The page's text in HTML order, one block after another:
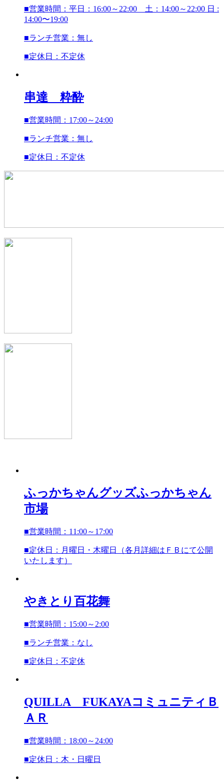
■営業時間：平日：16:00～22:00 土：14:00～22:00 日 :
14:00〜19:00
■ランチ営業：無し
■定休日：不定休
串達 粋酔
■営業時間：17:00～24:00
■ランチ営業：無し
■定休日：不定休
ふっかちゃんグッズふっかちゃん
市場
■営業時間：11:00～17:00
■定休日：月曜日・木曜日（各月詳細はＦＢにて公開
いたします）
やきとり百花舞
■営業時間：15:00～2:00
■ランチ営業：なし
■定休日：不定休
QUILLA FUKAYAコミュニティＢ
ＡＲ
■営業時間：18:00～24:00
■定休日：木・日曜日